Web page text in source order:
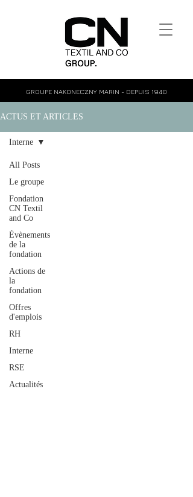
GROUPE NAKONECZNY MARIN - DEPUIS 1940
ACTUS ET ARTICLES
All Posts
Le groupe
Fondation
CN Textil
and Co
Évènements
de la
fondation
Actions de
la
fondation
Offres
d'emplois
RH
Interne
RSE
Actualités
Interne